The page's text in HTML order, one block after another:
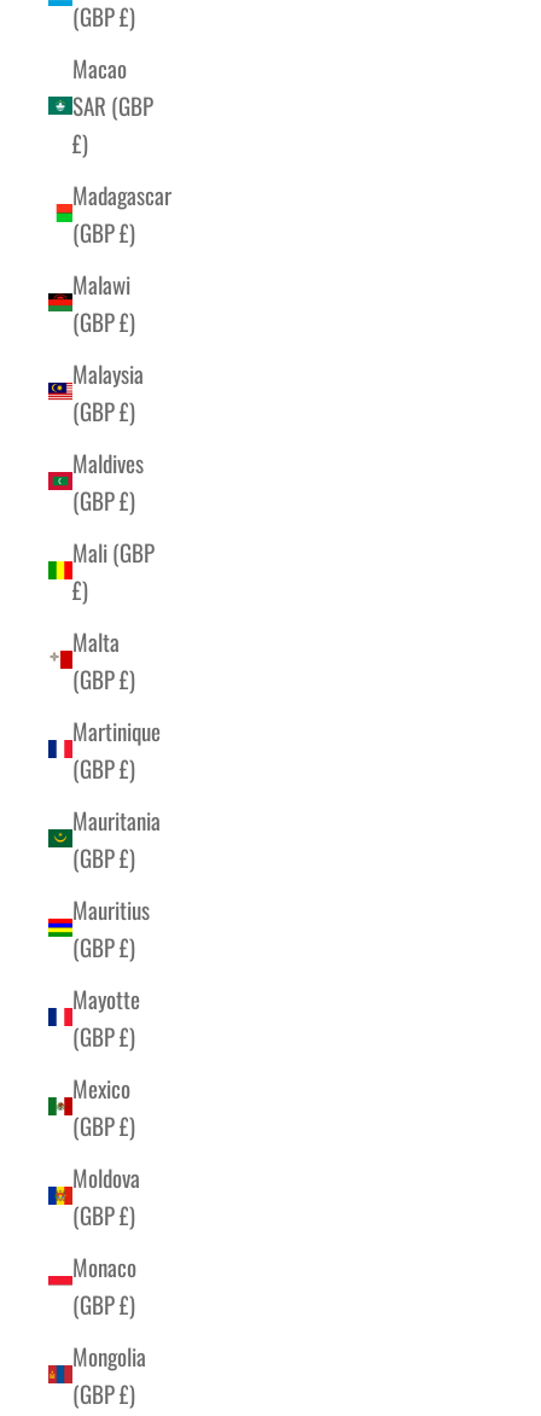
(GBP £)
Macao
SAR (GBP
£)
Madagascar
(GBP £)
Malawi
(GBP £)
Malaysia
(GBP £)
Maldives
(GBP £)
Mali (GBP
£)
Malta
(GBP £)
Martinique
(GBP £)
Mauritania
(GBP £)
Mauritius
(GBP £)
Mayotte
(GBP £)
Mexico
(GBP £)
Moldova
(GBP £)
Monaco
(GBP £)
Mongolia
(GBP £)